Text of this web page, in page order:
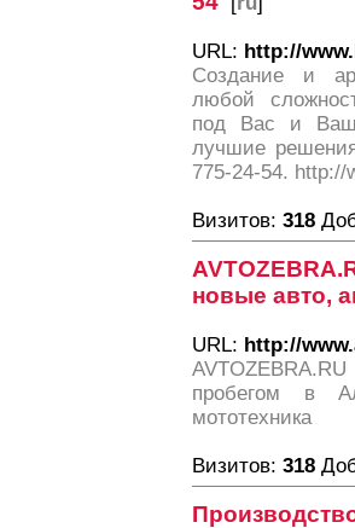
URL: http://
Создание и
любой
под Вас и Ваш
лучшие
775-24-54. http://
Визитов: 318
новые авто,
URL: http://
пробегом в
мототехника
Визитов: 318